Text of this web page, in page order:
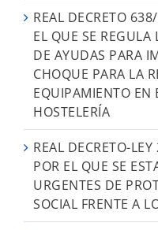
REAL DECRETO
EL QUE SE REGULA
DE AYUDAS PARA
CHOQUE PARA LA
EQUIPAMIENTO EN
HOSTELERÍA
REAL DECRETO-
POR EL QUE SE
URGENTES DE
SOCIAL FRENTE A